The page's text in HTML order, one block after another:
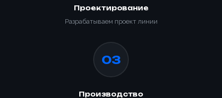
Проектирование
Разрабатываем проект линии
03
Производство